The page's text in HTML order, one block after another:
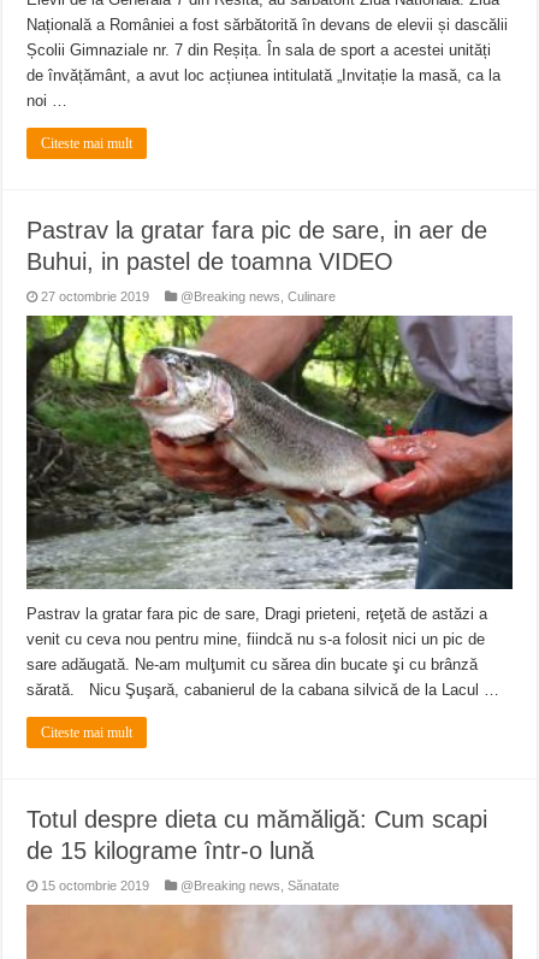
Națională a României a fost sărbătorită în devans de elevii și dascălii
Școlii Gimnaziale nr. 7 din Reșița. În sala de sport a acestei unități
de învățământ, a avut loc acțiunea intitulată „Invitație la masă, ca la
noi …
Citeste mai mult
Pastrav la gratar fara pic de sare, in aer de
Buhui, in pastel de toamna VIDEO
27 octombrie 2019 @Breaking news ,Culinare
Pastrav la gratar fara pic de sare, Dragi prieteni, reţetă de astăzi a
venit cu ceva nou pentru mine, fiindcă nu s-a folosit nici un pic de
sare adăugată. Ne-am mulţumit cu sărea din bucate şi cu brânză
sărată. Nicu Şuşară, cabanierul de la cabana silvică de la Lacul …
Citeste mai mult
Totul despre dieta cu mămăligă: Cum scapi
de 15 kilograme într-o lună
15 octombrie 2019 @Breaking news ,Sănatate